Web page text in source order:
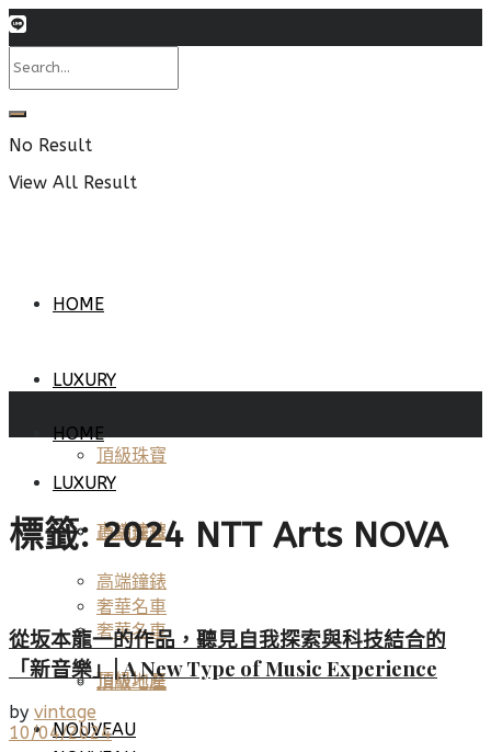
No Result
View All Result
HOME
LUXURY
頂級珠寶
高端鐘錶
奢華名車
頂級地產
HOME
LUXURY
頂級珠寶
高端鐘錶
奢華名車
頂級地產
NOUVEAU
標籤:2024 NTT Arts NOVA
從坂本龍一的作品，聽見自我探索與科技結合的
「新音樂」| A New Type of Music Experience
by vintage
10/04/2024